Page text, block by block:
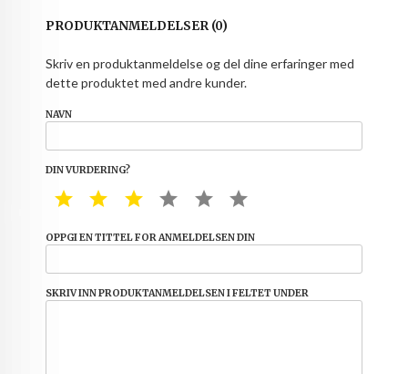
PRODUKTANMELDELSER (0)
Skriv en produktanmeldelse og del dine erfaringer med
dette produktet med andre kunder.
NAVN
DIN VURDERING?
1 STAR2 STAR3 STAR4 STAR5 STAR
OPPGI EN TITTEL FOR ANMELDELSEN DIN
SKRIV INN PRODUKTANMELDELSEN I FELTET UNDER